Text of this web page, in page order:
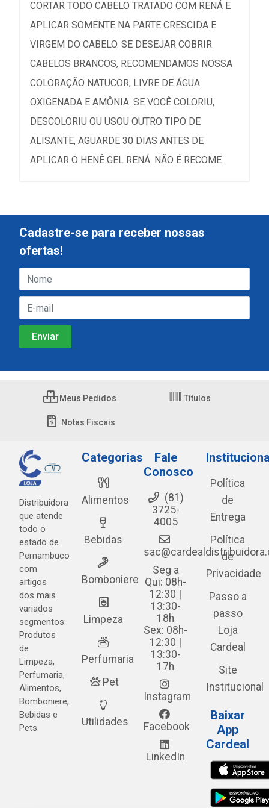
CORTAR TODO CABELO TRATADO COM RENÁ E
APLICAR SOMENTE NA PARTE CRESCIDA E
VIRGEM DO CABELO. SE DESEJAR COBRIR
CABELOS BRANCOS, RECOMENDAMOS NOSSA
COLORAÇÃO NATUCOR, LIVRE DE ÁGUA
OXIGENADA E AMÔNIA. SE VOCÊ COLORIU,
DESCOLORIU OU USOU OUTRO TIPO DE
ALISANTE, AGUARDE 30 DIAS ANTES DE
APLICAR O HENÊ GEL RENÁ. NÃO É RECOME
Cadastre-se para receber nossas
ofertas!
Meus Pedidos Títulos
Notas Fiscais
Distribuidora
que atende
todo o
estado de
Pernambuco
com
artigos
dos mais
variados
segmentos:
Produtos
de
Limpeza,
Perfumaria,
Alimentos,
Bomboniere,
Bebidas e
Pets.
Categorias
Alimentos
Bebidas
Bomboniere
Limpeza
Perfumaria
Pet
Utilidades
Fale
Conosco
(81)
3725-
4005
Seg a
Qui: 08h-
12:30 |
13:30-
18h
Sex: 08h-
12:30 |
13:30-
17h
Instagram
Facebook
LinkedIn
Política
de
Entrega
Política
de
Privacidade
Passo a
passo
Loja
Cardeal
Site
Institucional
Baixar
App
Cardeal